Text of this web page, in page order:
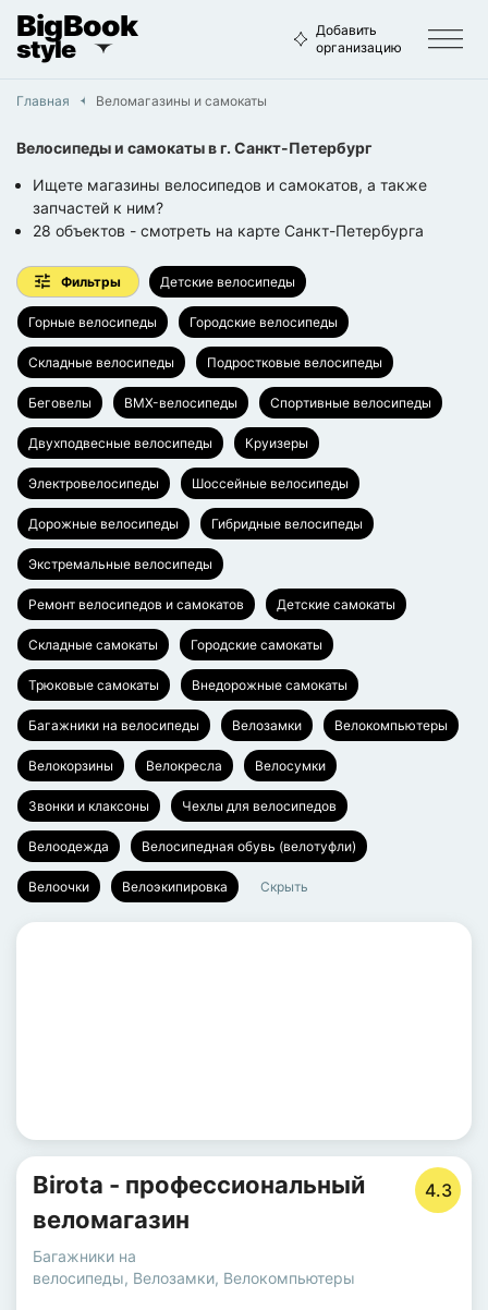
BigBook
style
Добавить
организацию
Главная Веломагазины и самокаты
Велосипеды и самокатыв г. Санкт-Петербург
Ищете магазины велосипедов и самокатов, а также
запчастей к ним?
28 объектов - смотреть на карте Санкт-Петербурга
Фильтры Детские велосипеды
Горные велосипеды Городские велосипеды
Складные велосипеды Подростковые велосипеды
Беговелы BMX-велосипеды Спортивные велосипеды
Двухподвесные велосипеды Круизеры
Электровелосипеды Шоссейные велосипеды
Дорожные велосипеды Гибридные велосипеды
Экстремальные велосипеды
Ремонт велосипедов и самокатов Детские самокаты
Складные самокаты Городские самокаты
Трюковые самокаты Внедорожные самокаты
Багажники на велосипеды Велозамки Велокомпьютеры
Велокорзины Велокресла Велосумки
Звонки и клаксоны Чехлы для велосипедов
Велоодежда Велосипедная обувь (велотуфли)
Велоочки Велоэкипировка Скрыть
Birota - профессиональный
веломагазин
4.3
Багажники на
велосипеды, Велозамки, Велокомпьютеры